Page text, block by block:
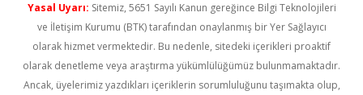
Yasal Uyarı: Sitemiz, 5651 Sayılı Kanun gereğince Bilgi Teknolojileri
ve İletişim Kurumu (BTK) tarafından onaylanmış bir Yer Sağlayıcı
olarak hizmet vermektedir. Bu nedenle, sitedeki içerikleri proaktif
olarak denetleme veya araştırma yükümlülüğümüz bulunmamaktadır.
Ancak, üyelerimiz yazdıkları içeriklerin sorumluluğunu taşımakta olup,